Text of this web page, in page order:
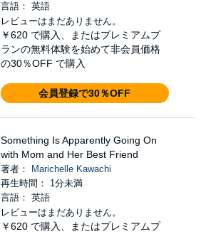
言語： 英語
レビューはまだありません。
￥620 で購入、またはプレミアムプ
ランの無料体験を始めて非会員価格
の30％OFF で購入
会員登録で30％OFF
Something Is Apparently Going On
with Mom and Her Best Friend
著者：
Marichelle Kawachi
再生時間： 1分未満
言語： 英語
レビューはまだありません。
￥620 で購入、またはプレミアムプ